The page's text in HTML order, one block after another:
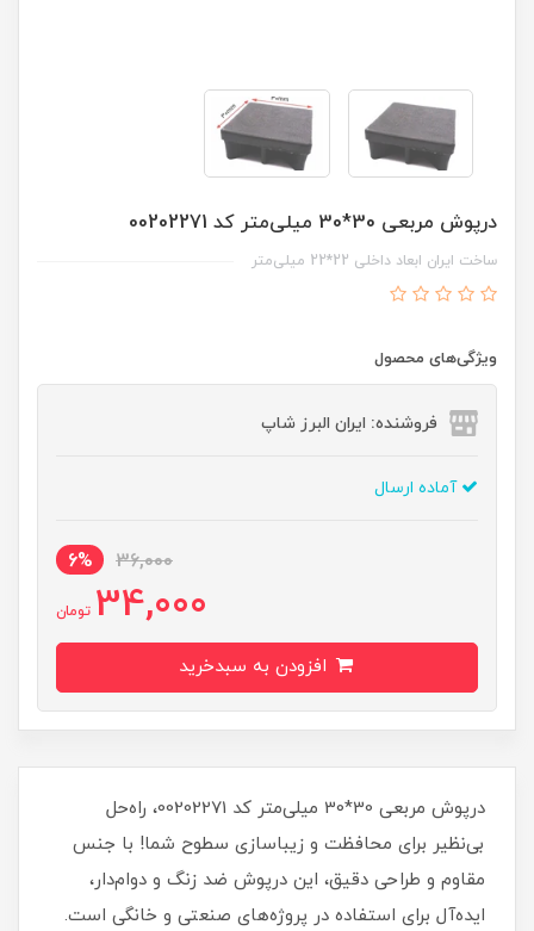
درپوش مربعی 30*30 میلی‌متر کد 00202271
ساخت ایران ابعاد داخلی 22*22 میلی‌متر
ویژگی‌های محصول
فروشنده: ایران البرز شاپ
آماده ارسال
36,000
6%
34,000 تومان
درپوش مربعی 30*30 میلی‌متر کد 00202271، راه‌حل
بی‌نظیر برای محافظت و زیباسازی سطوح شما! با جنس
مقاوم و طراحی دقیق، این درپوش ضد زنگ و دوام‌دار،
ایده‌آل برای استفاده در پروژه‌های صنعتی و خانگی است.